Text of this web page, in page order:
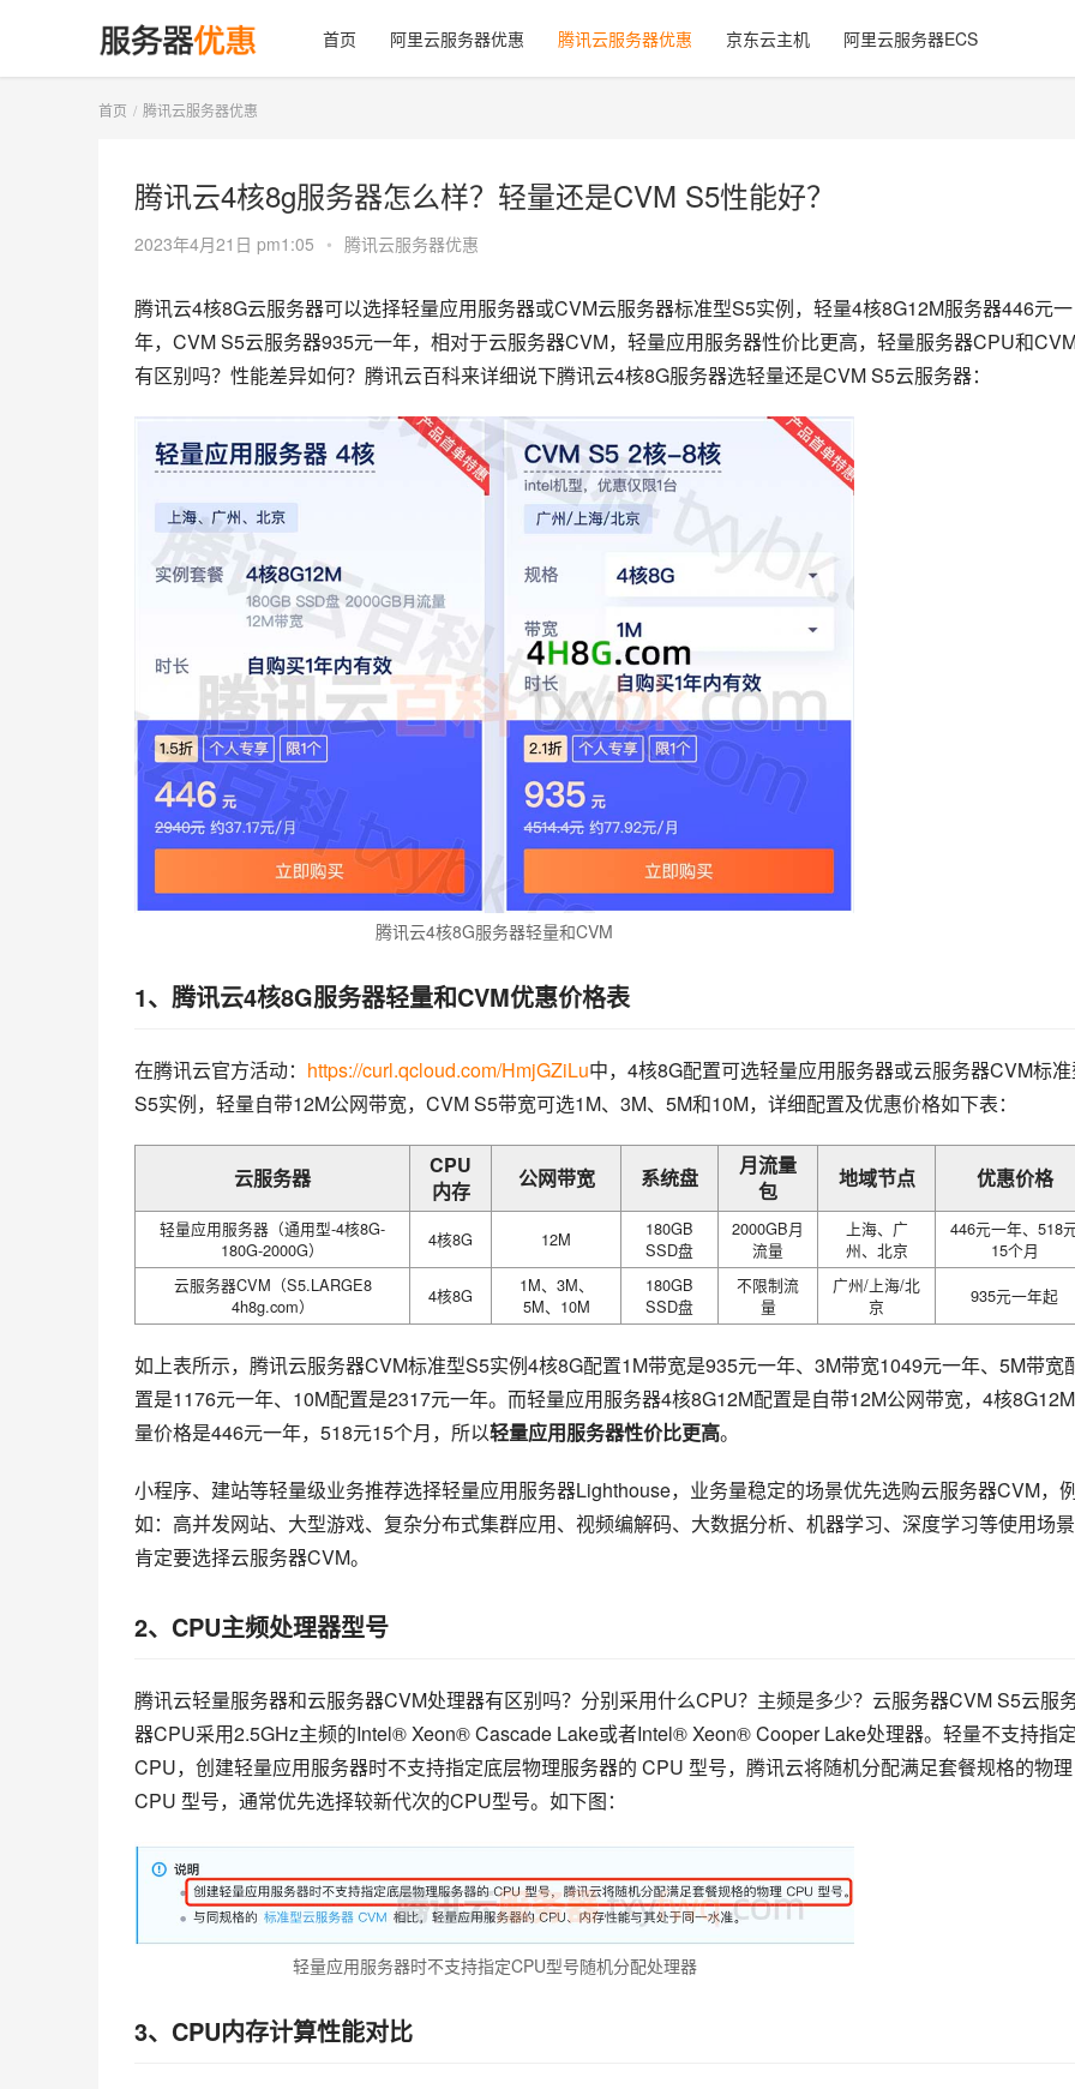
首页 阿里云服务器优惠 腾讯云服务器优惠 京东云主机 阿里云服务器ECS
首页 腾讯云服务器优惠
腾讯云4核8g服务器怎么样？轻量还是CVM S5性能好？
2023年4月21日 pm1:05 • 腾讯云服务器优惠
腾讯云4核8G云服务器可以选择轻量应用服务器或CVM云服务器标准型S5实例，轻量4核8G12M服务器446元一
年，CVM S5云服务器935元一年，相对于云服务器CVM，轻量应用服务器性价比更高，轻量服务器CPU和
有区别吗？性能差异如何？腾讯云百科来详细说下腾讯云4核8G服务器选轻量还是CVM S5云服务器：
腾讯云4核8G服务器轻量和CVM
1、腾讯云4核8G服务器轻量和CVM优惠价格表
在腾讯云官方活动： https://curl.qcloud.com/HmjGZiLu中，4核8G配置可选轻量应用服务器或云服务器CVM标
S5实例，轻量自带12M公网带宽，CVM S5带宽可选1M、3M、5M和10M，详细配置及优惠价格如下表：
云服务器
CPU
内存
公网带宽 系统盘
月流量
包
地域节点 优惠价格
轻量应用服务器（通用型-4核8G-
180G-2000G）
4核8G 12M
180GB
SSD盘
2000GB月
流量
上海、广
州、北京
446元一年、518
15个月
云服务器CVM（S5.LARGE8
4h8g.com）
4核8G
1M、3M、
5M、10M
180GB
SSD盘
不限制流
量
广州/上海/北
京
935元一年起
如上表所示，腾讯云服务器CVM标准型S5实例4核8G配置1M带宽是935元一年、3M带宽1049元一年、5M带宽
置是1176元一年、10M配置是2317元一年。而轻量应用服务器4核8G12M配置是自带12M公网带宽，4核
量价格是446元一年，518元15个月，所以轻量应用服务器性价比更高。
小程序、建站等轻量级业务推荐选择轻量应用服务器Lighthouse，业务量稳定的场景优先选购云服务器CVM，
如：高并发网站、大型游戏、复杂分布式集群应用、视频编解码、大数据分析、机器学习、深度学习等使用场
肯定要选择云服务器CVM。
2、CPU主频处理器型号
腾讯云轻量服务器和云服务器CVM处理器有区别吗？分别采用什么CPU？主频是多少？云服务器CVM S5云服
器CPU采用2.5GHz主频的Intel® Xeon® Cascade Lake或者Intel® Xeon® Cooper Lake处理器。轻量不支持指
CPU，创建轻量应用服务器时不支持指定底层物理服务器的 CPU 型号，腾讯云将随机分配满足套餐规格的物理
CPU 型号，通常优先选择较新代次的CPU型号。如下图：
轻量应用服务器时不支持指定CPU型号随机分配处理器
3、CPU内存计算性能对比